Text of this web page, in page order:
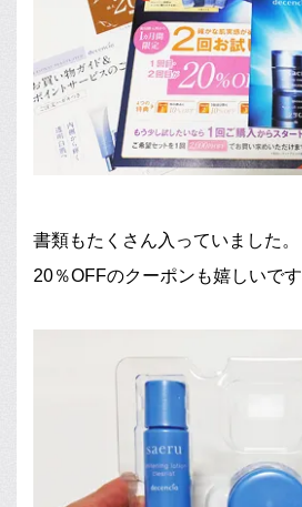
書類もたくさん入っていました。
20％OFFのクーポンも嬉しいで